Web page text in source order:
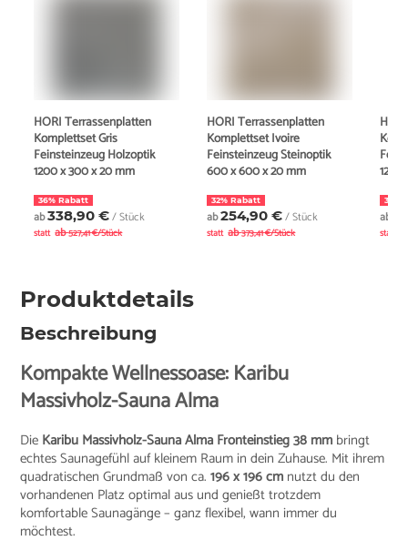
HORI Terrassenplatten
Komplettset Gris
Feinsteinzeug Holzoptik
1200 x 300 x 20 mm
36% Rabatt
ab338,90 €/ Stück
statt ab527,41 €/Stück
HORI Terrassenplatten
Komplettset Ivoire
Feinsteinzeug Steinoptik
600 x 600 x 20 mm
32% Rabatt
ab254,90 €/ Stück
statt ab373,41 €/Stück
36%
ab
statt
Produktdetails
Beschreibung
Kompakte Wellnessoase: Karibu
Massivholz-Sauna Alma
Die Karibu Massivholz-Sauna Alma Fronteinstieg 38 mm bringt
echtes Saunagefühl auf kleinem Raum in dein Zuhause. Mit ihrem
quadratischen Grundmaß von ca.196 x 196 cm nutzt du den
vorhandenen Platz optimal aus und genießt trotzdem
komfortable Saunagänge – ganz flexibel, wann immer du
möchtest.